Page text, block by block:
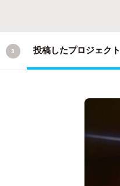
3 投稿したプロジェクト